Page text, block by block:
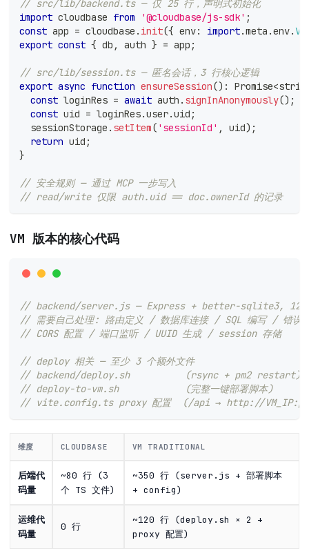
// src/lib/backend.ts — 仅 25 行，声明式初始化
import cloudbase from '@cloudbase/js-sdk' ;
const app = cloudbase . init({ env: import.meta .env.
export const { db , auth } = app ;
// src/lib/session.ts — 匿名会话，3 行核心逻辑
export async function ensureSession() : Promise<
const loginRes = await auth . signInAnonymously() ;
const uid = loginRes.user.uid ;
  sessionStorage
. setItem( 'sessionId' , uid) ;
return uid ;
}
// 安全规则 — 通过 MCP 一步写入
// read/write 仅限 auth.uid == doc.ownerId 的记录
VM 版本的核心代码
// backend/server.js — Express + better-sqlite3,
// 需要自己处理: 路由定义 / 数据库连接 / SQL 编写 / 错误
// CORS 配置 / 端口监听 / UUID 生成 / session 存储
// deploy 相关 — 至少 3 个额外文件
// backend/deploy.sh          (rsync + pm2 restart)
// deploy-to-vm.sh            (完整一键部署脚本)
// vite.config.ts proxy 配置  (/api → http://
维度 CLOUDBASE VM TRADITIONAL
后端代
码量
~80 行 (3
个 TS 文件)
~350 行 (server.js + 部署脚本
+ config)
运维代
码量
0 行
~120 行 (deploy.sh × 2 +
proxy 配置)